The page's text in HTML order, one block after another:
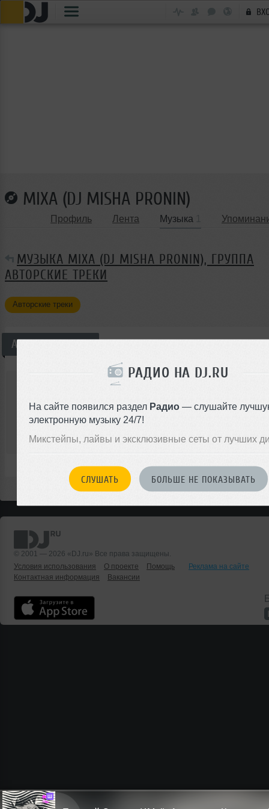
РАДИО НА DJ.RU
На сайте появился раздел Радио — слушайте
электронную музыку 24/7!
Микстейпы, лайвы и эксклюзивные сеты от лучших
СЛУШАТЬ БОЛЬШЕ НЕ ПОКАЗЫВАТЬ
MIXA (DJ MISHA PRONIN)
Профиль Лента Музыка
МУЗЫКА MIXA (DJ MISHA PRONIN), ГРУППА
АВТОРСКИЕ ТРЕКИ
Авторские треки
Авторские треки
MiXa (Dj Misha Pronin)
Авторский трек Lounge
00:00
© 2001 — 2026 «DJ.ru» Все права защищены.
Условия использования
О проекте Помощь
Реклама на сайте
Контактная информация
Вакансии
Ш